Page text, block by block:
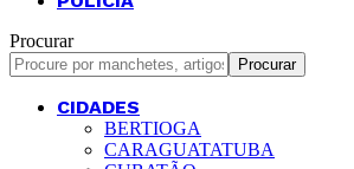
Procurar
CIDADES
BERTIOGA
CARAGUATATUBA